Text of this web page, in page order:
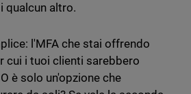
qualcun altro.
l'MFA che stai offrendo
cui i tuoi clienti sarebbero
è solo un'opzione che